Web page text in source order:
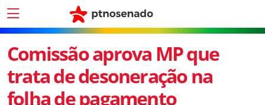
Comissão aprova MP que
trata de desoneração na
folha de pagamento